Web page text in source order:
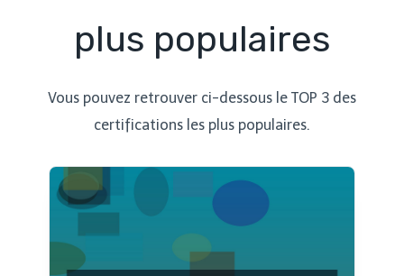
plus populaires
Vous pouvez retrouver ci-dessous le TOP 3 des
certifications les plus populaires.